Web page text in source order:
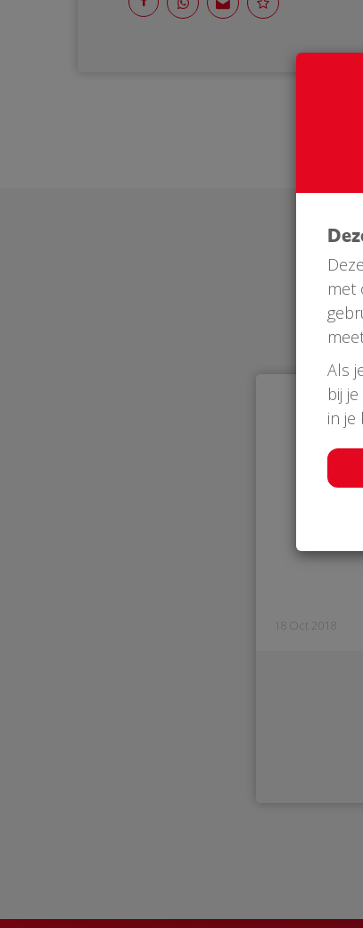
18 Oct 2018
met
Als
bij
in je